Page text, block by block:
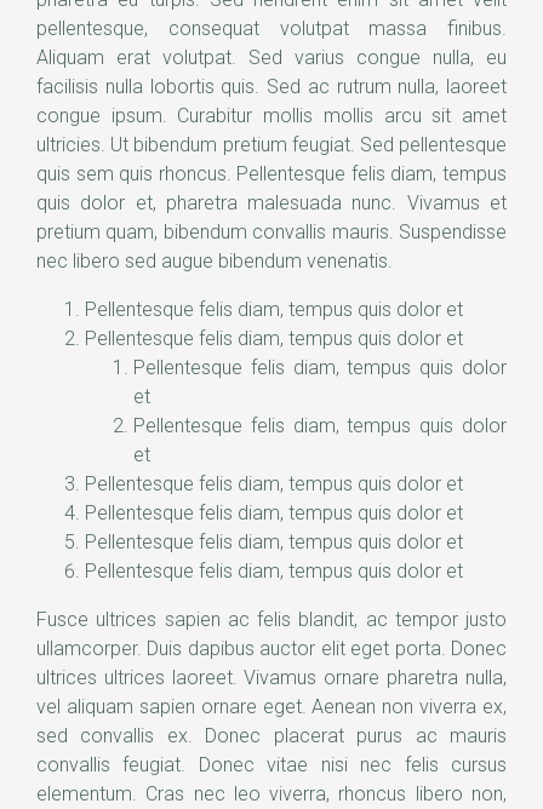
pellentesque, consequat volutpat massa finibus.
Aliquam erat volutpat. Sed varius congue nulla, eu
facilisis nulla lobortis quis. Sed ac rutrum nulla, laoreet
congue ipsum. Curabitur mollis mollis arcu sit amet
ultricies. Ut bibendum pretium feugiat. Sed pellentesque
quis sem quis rhoncus. Pellentesque felis diam, tempus
quis dolor et, pharetra malesuada nunc. Vivamus et
pretium quam, bibendum convallis mauris. Suspendisse
nec libero sed augue bibendum venenatis.
Pellentesque felis diam, tempus quis dolor et
Pellentesque felis diam, tempus quis dolor et
Pellentesque felis diam, tempus quis dolor
et
Pellentesque felis diam, tempus quis dolor
et
Pellentesque felis diam, tempus quis dolor et
Pellentesque felis diam, tempus quis dolor et
Pellentesque felis diam, tempus quis dolor et
Pellentesque felis diam, tempus quis dolor et
Fusce ultrices sapien ac felis blandit, ac tempor justo
ullamcorper. Duis dapibus auctor elit eget porta. Donec
ultrices ultrices laoreet. Vivamus ornare pharetra nulla,
vel aliquam sapien ornare eget. Aenean non viverra ex,
sed convallis ex. Donec placerat purus ac mauris
convallis feugiat. Donec vitae nisi nec felis cursus
elementum. Cras nec leo viverra, rhoncus libero non,